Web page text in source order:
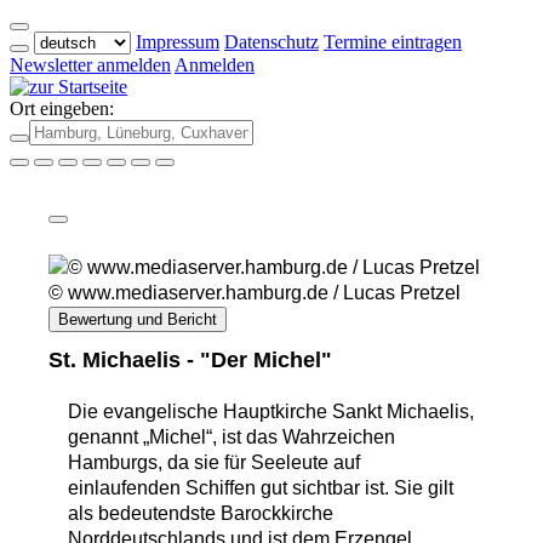
Impressum Datenschutz Termine eintragen
Newsletter anmelden Anmelden
Ort eingeben:
© www.mediaserver.hamburg.de / Lucas Pretzel
Bewertung und Bericht
St. Michaelis - "Der Michel"
Die evangelische Hauptkirche Sankt Michaelis,
genannt „Michel“, ist das Wahrzeichen
Hamburgs, da sie für Seeleute auf
einlaufenden Schiffen gut sichtbar ist. Sie gilt
als bedeutendste Barockkirche
Norddeutschlands und ist dem Erzengel